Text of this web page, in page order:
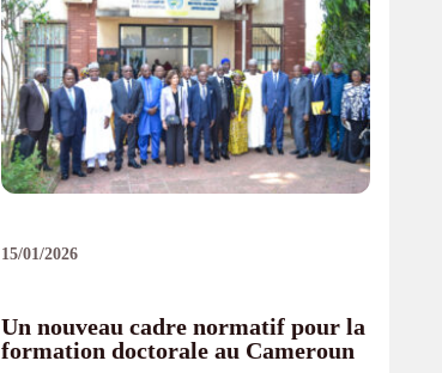
15/01/2026
Un nouveau cadre normatif pour la
formation doctorale au Cameroun